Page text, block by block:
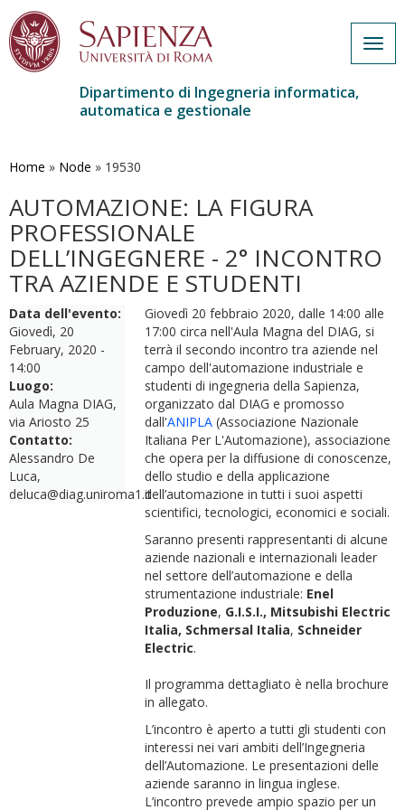
contenuto
Dipartimento di Ingegneria informatica,
automatica e gestionale
Home » Node » 19530
AUTOMAZIONE: LA FIGURA
PROFESSIONALE
DELL’INGEGNERE - 2° INCONTRO
TRA AZIENDE E STUDENTI
Data dell'evento:
Giovedì, 20
February, 2020 -
14:00
Luogo:
Aula Magna DIAG,
via Ariosto 25
Contatto:
Alessandro De
Luca,
deluca@diag.uniroma1.it
Giovedì 20 febbraio 2020, dalle 14:00 alle
17:00 circa nell'Aula Magna del DIAG, si
terrà il secondo incontro tra aziende nel
campo dell'automazione industriale e
studenti di ingegneria della Sapienza,
organizzato dal DIAG e promosso
dall'ANIPLA(Associazione Nazionale
Italiana Per L'Automazione), associazione
che opera per la diffusione di conoscenze,
dello studio e della applicazione
dell’automazione in tutti i suoi aspetti
scientifici, tecnologici, economici e sociali.
Saranno presenti rappresentanti di alcune
aziende nazionali e internazionali leader
nel settore dell’automazione e della
strumentazione industriale: Enel
Produzione, G.I.S.I., Mitsubishi Electric
Italia, Schmersal Italia, Schneider
Electric.
Il programma dettagliato è nella brochure
in allegato.
L’incontro è aperto a tutti gli studenti con
interessi nei vari ambiti dell’Ingegneria
dell’Automazione. Le presentazioni delle
aziende saranno in lingua inglese.
L’incontro prevede ampio spazio per un